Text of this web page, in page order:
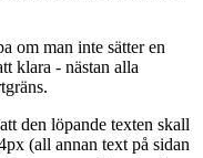
om man inte sätter en
klara - nästan alla
den löpande texten skall
(all annan text på sidan